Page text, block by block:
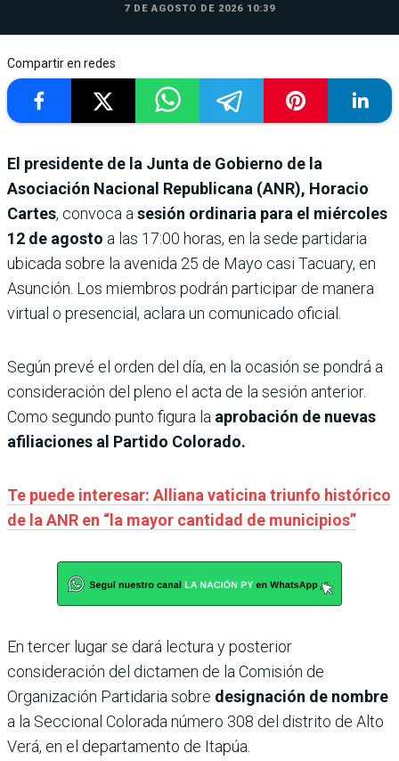
7 DE AGOSTO DE 2026 10:39
Compartir en redes
El presidente de la Junta de Gobierno de la
Asociación Nacional Republicana (ANR), Horacio
Cartes, convoca a sesión ordinaria para el miércoles
12 de agosto a las 17:00 horas, en la sede partidaria
ubicada sobre la avenida 25 de Mayo casi Tacuary, en
Asunción. Los miembros podrán participar de manera
virtual o presencial, aclara un comunicado oficial.
Según prevé el orden del día, en la ocasión se pondrá a
consideración del pleno el acta de la sesión anterior.
Como segundo punto figura la aprobación de nuevas
afiliaciones al Partido Colorado.
Te puede interesar: Alliana vaticina triunfo histórico
de la ANR en “la mayor cantidad de municipios”
En tercer lugar se dará lectura y posterior
consideración del dictamen de la Comisión de
Organización Partidaria sobre designación de nombre
a la Seccional Colorada número 308 del distrito de Alto
Verá, en el departamento de Itapúa.